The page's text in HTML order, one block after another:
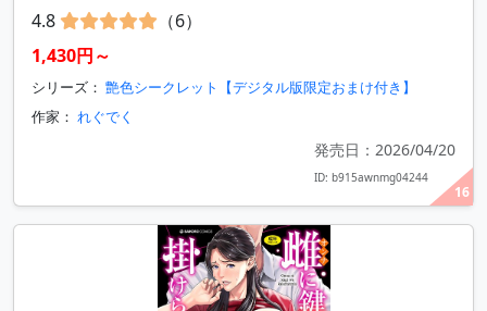
16
4.8
（6）
1,430円～
シリーズ： 艶色シークレット【デジタル版限定おまけ付き】
作家： れぐでく
発売日：2026/04/20
ID: b915awnmg04244